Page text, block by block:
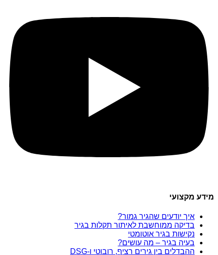
מידע מקצועי
איך יודעים שהגיר גמור?
בדיקה ממוחשבת לאיתור תקלות בגיר
נקישות בגיר אוטומטי
בעיה בגיר – מה עושים?
ההבדלים בין גירים רציף, רובוטי ו-DSG